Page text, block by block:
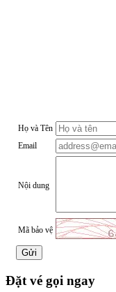
Họ và Tên
Email
Nội dung
Mã bảo vệ
Gửi
Đặt vé gọi ngay